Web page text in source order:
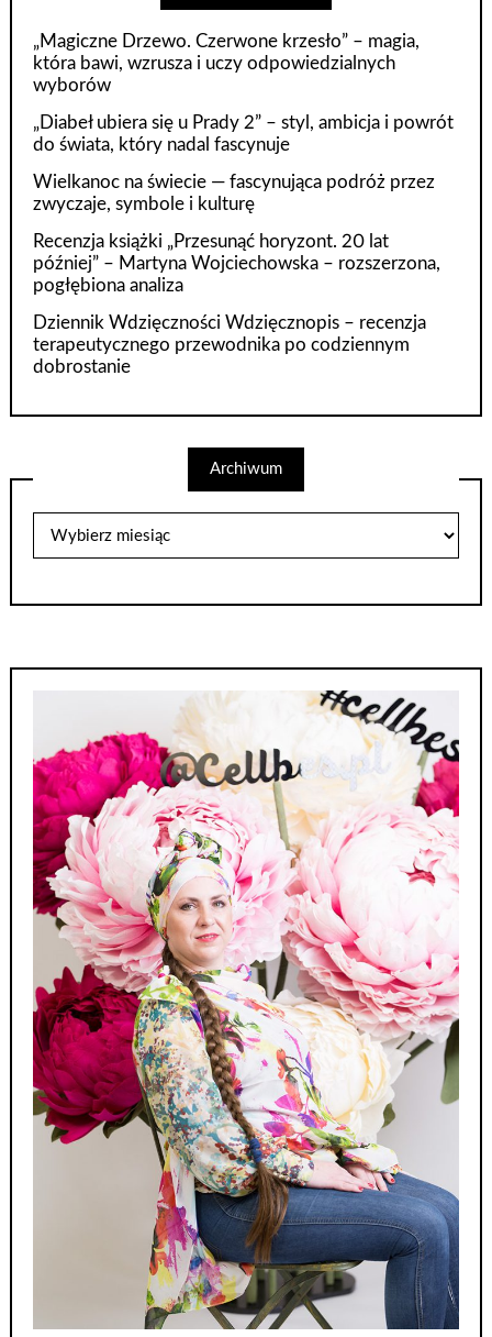
„Magiczne Drzewo. Czerwone krzesło” – magia,
która bawi, wzrusza i uczy odpowiedzialnych
wyborów
„Diabeł ubiera się u Prady 2” – styl, ambicja i powrót
do świata, który nadal fascynuje
Wielkanoc na świecie — fascynująca podróż przez
zwyczaje, symbole i kulturę
Recenzja książki „Przesunąć horyzont. 20 lat
później” – Martyna Wojciechowska – rozszerzona,
pogłębiona analiza
Dziennik Wdzięczności Wdzięcznopis – recenzja
terapeutycznego przewodnika po codziennym
dobrostanie
Archiwum